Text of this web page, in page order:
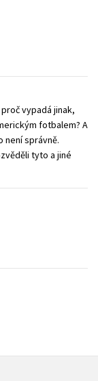
vypadá jinak,
fotbalem? A
není správně.
tyto a jiné